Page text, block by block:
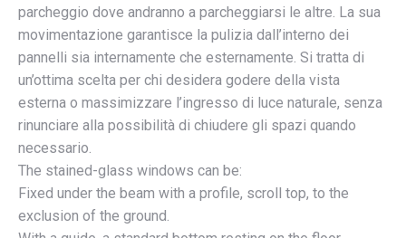
parcheggio dove andranno a parcheggiarsi le altre. La sua
movimentazione garantisce la pulizia dall’interno dei
pannelli sia internamente che esternamente. Si tratta di
un’ottima scelta per chi desidera godere della vista
esterna o massimizzare l’ingresso di luce naturale, senza
rinunciare alla possibilità di chiudere gli spazi quando
necessario.
The stained-glass windows can be:
Fixed under the beam with a profile, scroll top, to the
exclusion of the ground.